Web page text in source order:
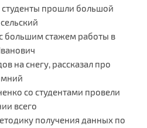
прошли большой
большим стажем работы в
на снегу, рассказал про
со студентами провели
всего
получения данных по